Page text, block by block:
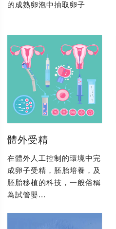
的成熟卵泡中抽取卵子
體外受精
在體外人工控制的環境中完
成卵子受精，胚胎培養，及
胚胎移植的科技，一般俗稱
為試管嬰...